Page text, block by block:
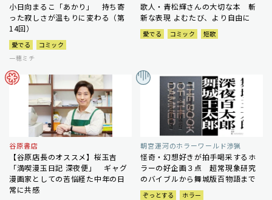
小日向まるこ「あかり」 持ち寄
った寂しさが温もりに変わる（第
14回）
愛でる
コミック
一穂ミチ
歌人・青松輝さんの大切な本 斬
新な表現 よむたび、より自由に
愛でる コミック 短歌
谷原書店
【谷原店長のオススメ】桜玉吉
「満喫漫玉日記 深夜便」 ギャグ
漫画家としての苦悩経た中年の日
常に共感
朝宮運河のホラーワールド渉猟
怪奇・幻想好きが拍手喝采するホ
ラーの好企画３点 超常現象研究
のバイブルから舞城版百物語まで
ぞっとする
ホラー